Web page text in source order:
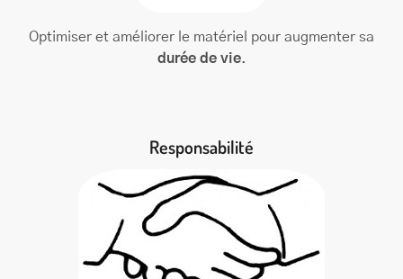
Optimiser et améliorer le matériel pour augmenter sa
durée de vie.
Responsabilité